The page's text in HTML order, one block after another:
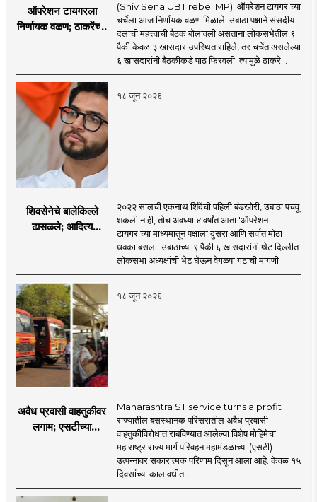
ऑपरेशन टायगरला
निर्णायक वळण; ठाकरेंच्या
विलीन होण्याचा प्रस्ताव?
(Shiv Sena UBT rebel MP) 'ऑपरेशन टायगर'च्या
चर्चेला आज निर्णायक वळण मिळाले. उबाठा पक्षाने संसदीय
दलाची महत्त्वाची बैठक बोलावली असताना लोकसभेतील ९
पैकी केवळ ३ खासदार उपस्थित राहिले, तर चर्चेत असलेल्या
६ खासदारांनी बैठकीकडे पाठ फिरवली. त्यामुळे ठाकरे ..
१८ जून २०२६
शिवसेनेचे बालेकिल्ले
ढासळले; आदित्य
नेमका कुठे चुकला?
२०२२ सालची एकनाथ शिंदेंची पहिली बंडखोरी, उबाठा पचवू
शकली नाही, तोच अवघ्या ४ वर्षांत आता 'ऑपरेशन
टायगर'च्या माध्यमातून पक्षाला दुसरा आणि सर्वात मोठा
धक्का बसला. उबाठाच्या ९ पैकी ६ खासदारांनी थेट दिल्लीत
लोकसभा अध्यक्षांची भेट घेऊन वेगळ्या गटाची मागणी ..
१८ जून २०२६
अवैध प्रवासी वाहतुकीवर
लगाम; एसटीच्या
Maharashtra ST service turns a profit
राज्यातील बसस्थानक परिसरातील अवैध प्रवासी
वाहतुकीविरोधात राबविण्यात आलेल्या विशेष मोहिमेचा
महाराष्ट्र राज्य मार्ग परिवहन महामंडळाच्या (एसटी)
उत्पन्नावर सकारात्मक परिणाम दिसून आला आहे. केवळ १५
दिवसांच्या कालावधीत ..